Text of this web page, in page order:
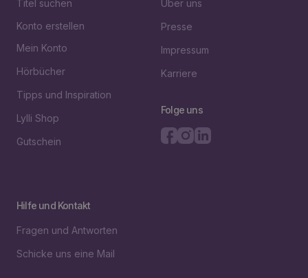
Titel suchen
Konto erstellen
Mein Konto
Hörbücher
Tipps und Inspiration
Lylli Shop
Gutschein
Über uns
Presse
Impressum
Karriere
Folge uns
Hilfe und Kontakt
Fragen und Antworten
Schicke uns eine Mail